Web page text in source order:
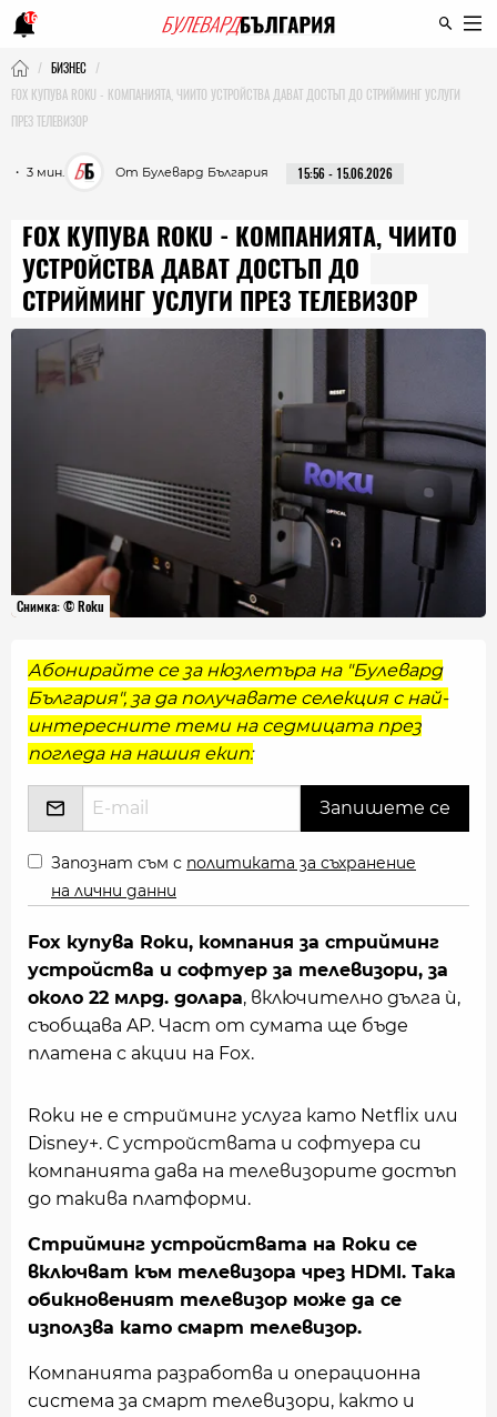
16
БИЗНЕС
FOX КУПУВА ROKU - КОМПАНИЯТА, ЧИИТО УСТРОЙСТВА ДАВАТ ДОСТЪП ДО СТРИЙМИНГ УСЛУГИ
ПРЕЗ ТЕЛЕВИЗОР
・ 3 мин. От Булевард България 15:56 - 15.06.2026
FOX КУПУВА ROKU - КОМПАНИЯТА, ЧИИТО
УСТРОЙСТВА ДАВАТ ДОСТЪП ДО
СТРИЙМИНГ УСЛУГИ ПРЕЗ ТЕЛЕВИЗОР
Снимка: © Roku
Абонирайте се за нюзлетъра на "Булевард
България", за да получавате селекция с най-
интересните теми на седмицата през
погледа на нашия екип:
Запознат съм с политиката за съхранение
на лични данни
Fox купува Roku, компания за стрийминг
устройства и софтуер за телевизори, за
около 22 млрд. долара, включително дълга ѝ,
съобщава AP. Част от сумата ще бъде
платена с акции на Fox.
Roku не е стрийминг услуга като Netflix или
Disney+. С устройствата и софтуера си
компанията дава на телевизорите достъп
до такива платформи.
Стрийминг устройствата на Roku се
включват към телевизора чрез HDMI. Така
обикновеният телевизор може да се
използва като смарт телевизор.
Компанията разработва и операционна
система за смарт телевизори, както и